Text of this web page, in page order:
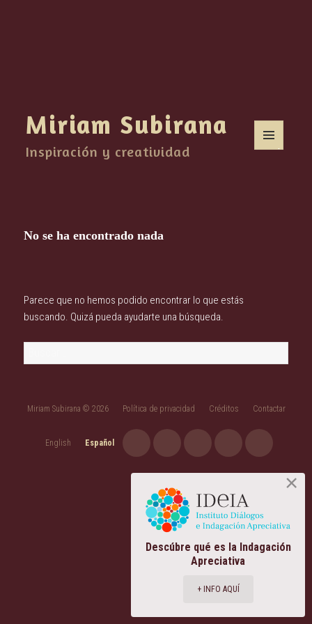
Miriam Subirana
Inspiración y creatividad
No se ha encontrado nada
Parece que no hemos podido encontrar lo que estás
buscando. Quizá pueda ayudarte una búsqueda.
Miriam Subirana © 2026 Política de privacidad Créditos Contactar
English Español
Descúbre qué es la Indagación
Apreciativa
+ INFO AQUÍ